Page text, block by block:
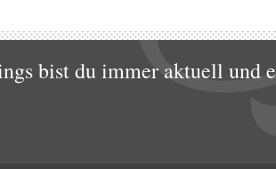
bist du immer aktuell und